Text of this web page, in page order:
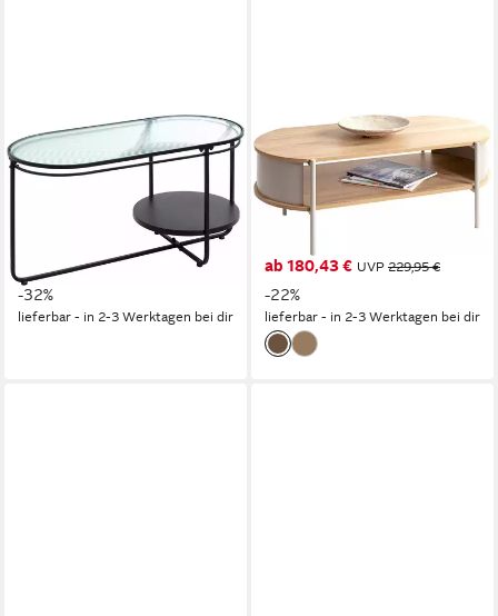
HAKU
Couchtisch Sofatisch,
Wohnzimmertisch (1-St), oval
- aus Metall Schwarz B/T/H
ab 125,08 € UVP
-32%
lieferbar - in 2-3 Werktagen bei dir
Couchtisch Sofatisch,
Wohnzimmertisch (1-St), oval
- aus MDF Braun B/T/H
ab 180,43 € UVP 229,95 €
-22%
lieferbar - in 2-3 Werktagen bei dir